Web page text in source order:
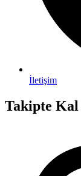
İletişim
Takipte Kal